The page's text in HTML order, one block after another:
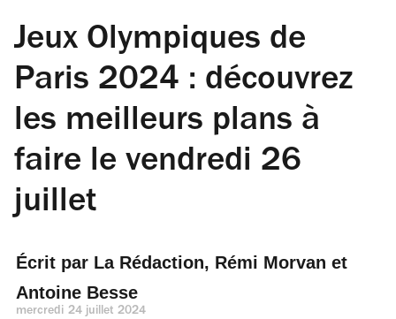
Jeux Olympiques de
Paris 2024 : découvrez
les meilleurs plans à
faire le vendredi 26
juillet
Écrit par La Rédaction, Rémi Morvan et
Antoine Besse
mercredi 24 juillet 2024